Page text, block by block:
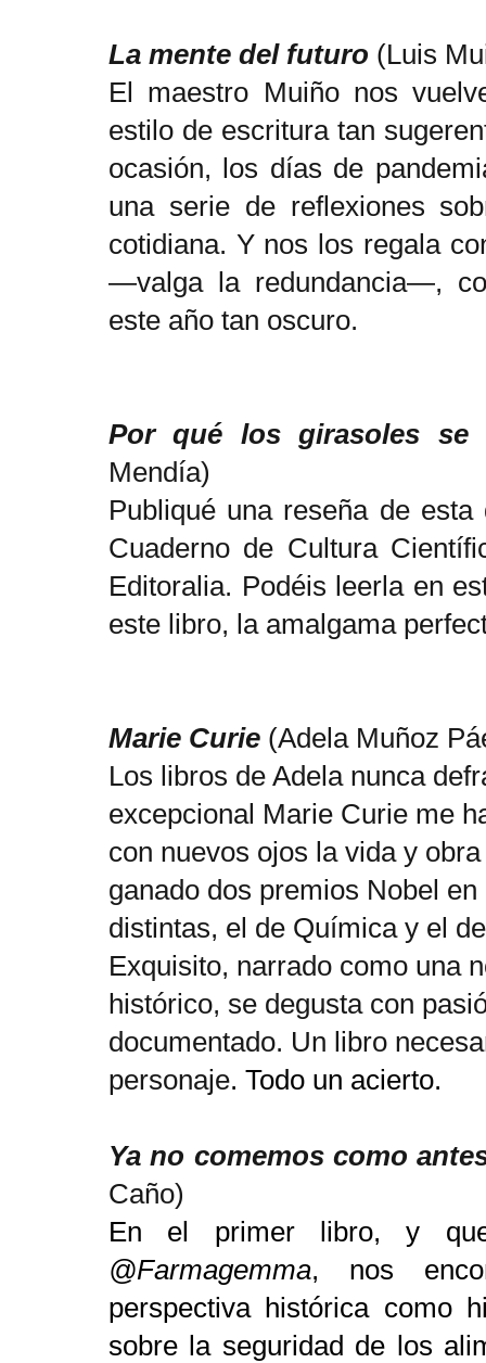
La mente del futuro (Luis
El maestro Muiño nos
estilo de escritura tan
ocasión, los días de
una serie de reflexiones
cotidiana. Y nos los regala
—valga la redundancia—,
este año tan oscuro.
Por qué los girasoles se
Mendía)
Publiqué una reseña de
Cuaderno de Cultura
Editoralia. Podéis leerla en
este libro, la amalgama
Marie Curie (Adela Muñoz
Los libros de Adela nunca
excepcional Marie Curie me
con nuevos ojos la vida y
ganado dos premios Nobel
distintas, el de Química y el
Exquisito, narrado como una
histórico, se degusta con
documentado. Un libro
personaje. Todo un acierto.
Ya no comemos como
Caño)
En el primer libro, y
@Farmagemma, nos
perspectiva histórica como
sobre la seguridad de los